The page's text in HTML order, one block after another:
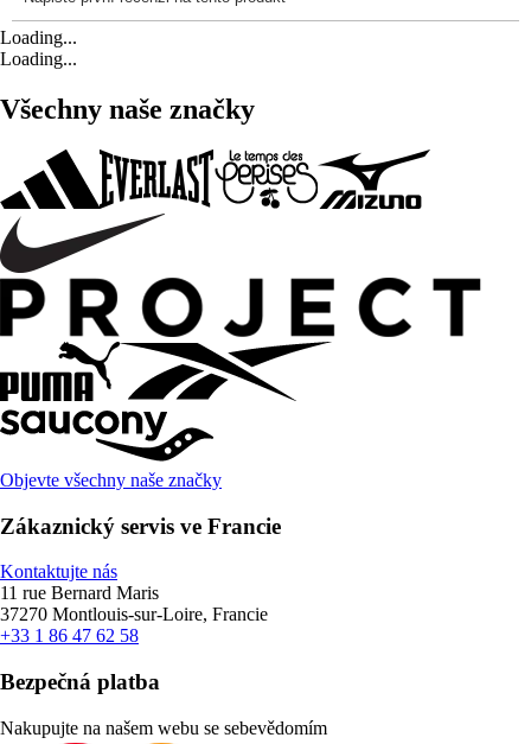
Loading...
Loading...
Všechny naše značky
Objevte všechny naše značky
Zákaznický servis ve Francie
Kontaktujte nás
11 rue Bernard Maris
37270 Montlouis-sur-Loire, Francie
+33 1 86 47 62 58
Bezpečná platba
Nakupujte na našem webu se sebevědomím